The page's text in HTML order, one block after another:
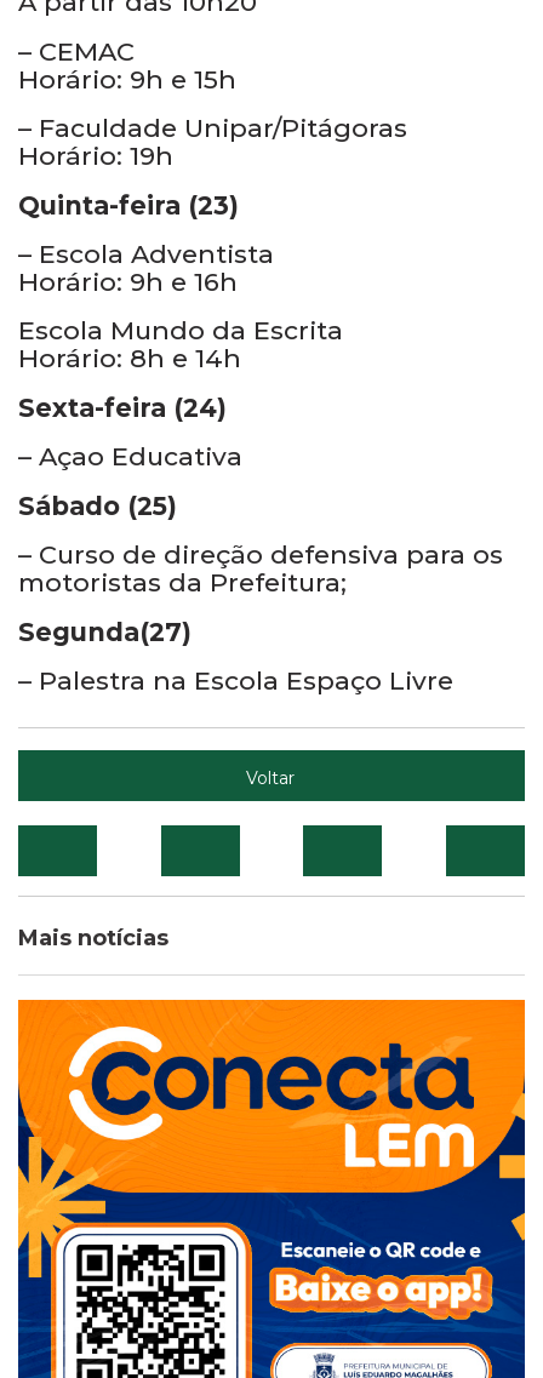
– CEMAC
Horário: 9h e 15h
– Faculdade Unipar/Pitágoras
Horário: 19h
Quinta-feira (23)
– Escola Adventista
Horário: 9h e 16h
Escola Mundo da Escrita
Horário: 8h e 14h
Sexta-feira (24)
– Açao Educativa
Sábado (25)
– Curso de direção defensiva para os
motoristas da Prefeitura;
Segunda(27)
– Palestra na Escola Espaço Livre
Voltar
Mais notícias